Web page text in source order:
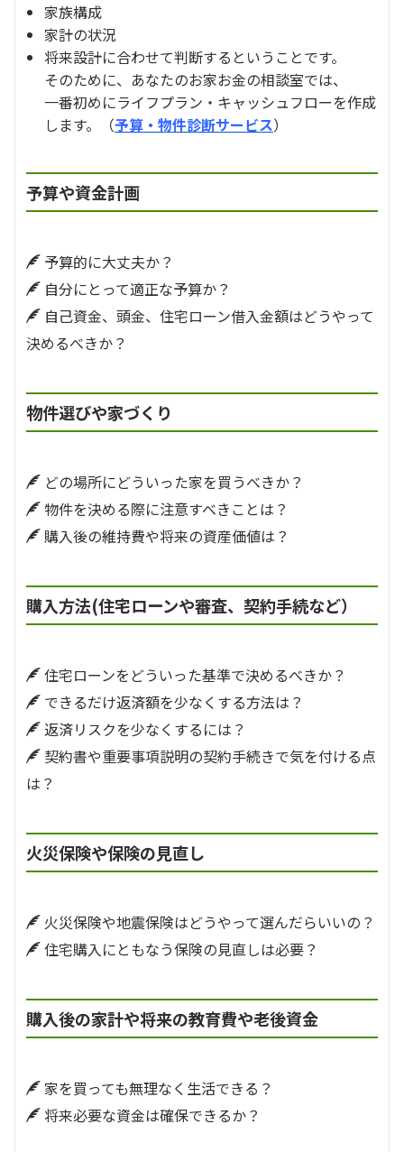
家族構成
家計の状況
将来設計に合わせて判断するということです。
そのために、あなたのお家お金の相談室では、
一番初めにライフプラン・キャッシュフローを作成
します。（予算・物件診断サービス）
予算や資金計画
予算的に大丈夫か？
自分にとって適正な予算か？
自己資金、頭金、住宅ローン借入金額はどうやって
決めるべきか？
物件選びや家づくり
どの場所にどういった家を買うべきか？
物件を決める際に注意すべきことは？
購入後の維持費や将来の資産価値は？
購入方法(住宅ローンや審査、契約手続など）
住宅ローンをどういった基準で決めるべきか？
できるだけ返済額を少なくする方法は？
返済リスクを少なくするには？
契約書や重要事項説明の契約手続きで気を付ける点
は？
火災保険や保険の見直し
火災保険や地震保険はどうやって選んだらいいの？
住宅購入にともなう保険の見直しは必要？
購入後の家計や将来の教育費や老後資金
家を買っても無理なく生活できる？
将来必要な資金は確保できるか？